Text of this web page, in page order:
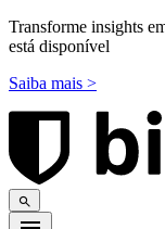
Transforme insights
está disponível
Saiba mais >